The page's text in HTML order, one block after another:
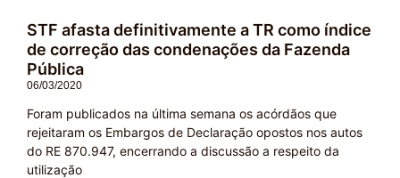
STF afasta definitivamente a TR como índice
de correção das condenações da Fazenda
Pública
06/03/2020
Foram publicados na última semana os acórdãos que
rejeitaram os Embargos de Declaração opostos nos autos
do RE 870.947, encerrando a discussão a respeito da
utilização